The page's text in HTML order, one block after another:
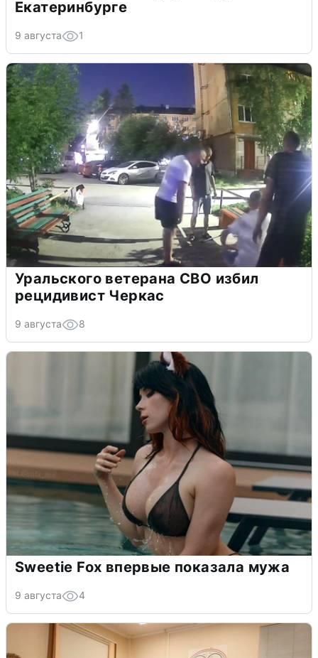
Екатеринбурге
9 августа 1
Уральского ветерана СВО избил
рецидивист Черкас
9 августа 8
Sweetie Fox впервые показала мужа
9 августа 4